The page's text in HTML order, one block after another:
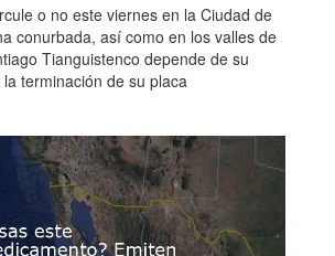
o no este viernes en la Ciudad de
conurbada, así como en los valles de
Tianguistenco depende de su
terminación de su placa